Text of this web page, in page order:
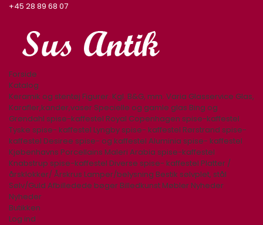
+45 28 89 68 07
Forside
Katalog
Keramik og stentøj Figurer. Kgl. B&G, mm. Varia Glasservice Glas,
Karafler,kander,vaser Specielle og gamle glas Bing og
Grøndahl spise-kaffestel Royal Copenhagen spise-kaffestel
Tyske spise- kaffestel Lyngby spise- kaffestel Rørstrand spise-
kaffestel Desiree spise- og kaffestel Aluminia spise- kaffestel
Kjøbenhavns Porcellains Maleri Arabia spise-kaffestel
Knabstrup spise-kaffestel Diverse spise- kaffestel Platter /
årsklokker/ Årskrus Lamper/belysning Bestik sølvplet, stål
Sølv/Guld Afbilledede bøger Billedkunst Møbler Nyheder
Nyheder
Butikken
Log ind